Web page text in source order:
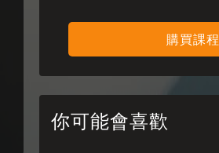
購買課程
你可能會喜歡